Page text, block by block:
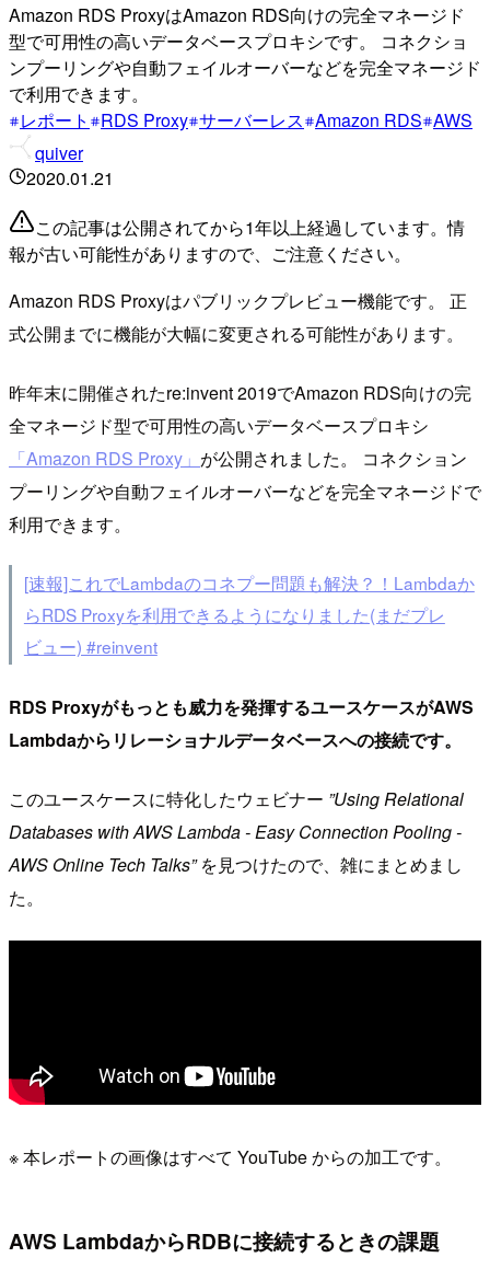
Amazon RDS ProxyはAmazon RDS向けの完全マネージド
型で可用性の高いデータベースプロキシです。 コネクショ
ンプーリングや自動フェイルオーバーなどを完全マネージド
で利用できます。
レポート
RDS Proxy サーバーレス Amazon RDS AWS
quiver
2020.01.21
この記事は公開されてから1年以上経過しています。情
報が古い可能性がありますので、ご注意ください。
Amazon RDS Proxyはパブリックプレビュー機能です。 正
式公開までに機能が大幅に変更される可能性があります。
昨年末に開催されたre:invent 2019でAmazon RDS向けの完
全マネージド型で可用性の高いデータベースプロキシ
「Amazon RDS Proxy」 が公開されました。 コネクション
プーリングや自動フェイルオーバーなどを完全マネージドで
利用できます。
[速報]これでLambdaのコネプー問題も解決？！Lambdaか
らRDS Proxyを利用できるようになりました(まだプレ
ビュー) #reinvent
RDS Proxyがもっとも威力を発揮するユースケースがAWS
Lambdaからリレーショナルデータベースへの接続です。
このユースケースに特化したウェビナー ”Using Relational
Databases with AWS Lambda - Easy Connection Pooling -
AWS Online Tech Talks”を見つけたので、雑にまとめまし
た。
※ 本レポートの画像はすべて YouTube からの加工です。
AWS LambdaからRDBに接続するときの課題